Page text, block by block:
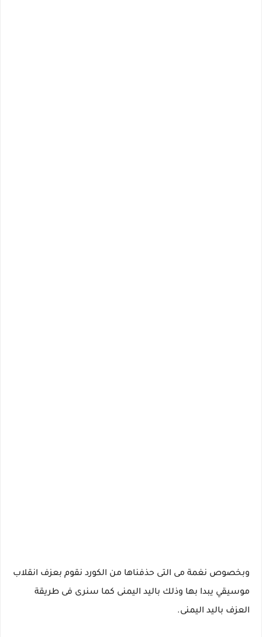
وبخصوص نغمة مى التى حذفناها من الكورد نقوم بعزف انقلاب
موسيقي يبدا بها وذلك باليد اليمنى كما سنرى فى طريقة
العزف باليد اليمنى.